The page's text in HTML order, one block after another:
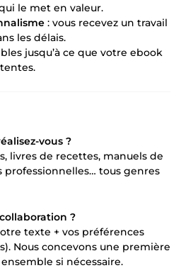
le met en valeur.
: vous recevez un travail
les délais.
jusqu’à ce que votre ebook
vous ?
livres de recettes, manuels de
tous genres
?
texte + vos préférences
Nous concevons une première
si nécessaire.